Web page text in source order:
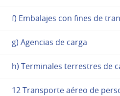
f) Embalajes con fines de
g) Agencias de carga
h) Terminales terrestres de
12 Transporte aéreo de